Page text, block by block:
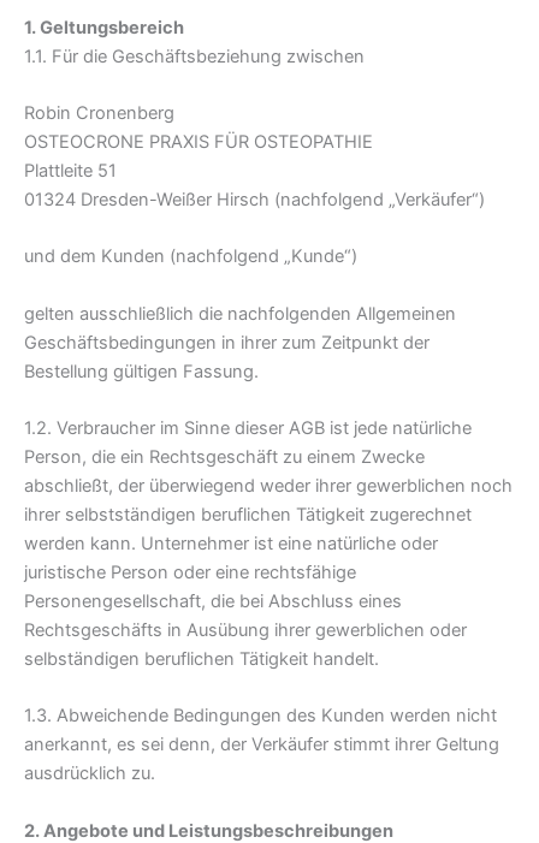
1. Geltungsbereich
1.1. Für die Geschäftsbeziehung zwischen
Robin Cronenberg
OSTEOCRONE PRAXIS FÜR OSTEOPATHIE
Plattleite 51
01324 Dresden-Weißer Hirsch (nachfolgend „Verkäufer“)
und dem Kunden (nachfolgend „Kunde“)
gelten ausschließlich die nachfolgenden Allgemeinen
Geschäftsbedingungen in ihrer zum Zeitpunkt der
Bestellung gültigen Fassung.
1.2. Verbraucher im Sinne dieser AGB ist jede natürliche
Person, die ein Rechtsgeschäft zu einem Zwecke
abschließt, der überwiegend weder ihrer gewerblichen noch
ihrer selbstständigen beruflichen Tätigkeit zugerechnet
werden kann. Unternehmer ist eine natürliche oder
juristische Person oder eine rechtsfähige
Personengesellschaft, die bei Abschluss eines
Rechtsgeschäfts in Ausübung ihrer gewerblichen oder
selbständigen beruflichen Tätigkeit handelt.
1.3. Abweichende Bedingungen des Kunden werden nicht
anerkannt, es sei denn, der Verkäufer stimmt ihrer Geltung
ausdrücklich zu.
2. Angebote und Leistungsbeschreibungen